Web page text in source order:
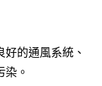
的通風系統、
。